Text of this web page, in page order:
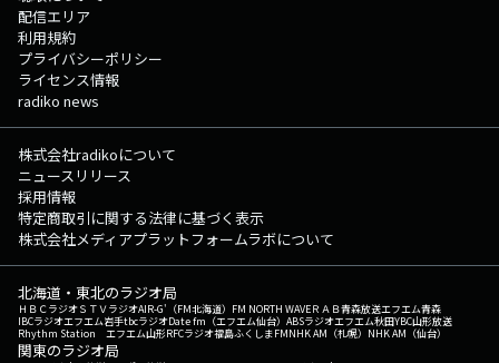
配信エリア
利用規約
プライバシーポリシー
ライセンス情報
radiko news
株式会社radikoについて
ニュースリリース
採用情報
特定商取引に関する法律に基づく表示
株式会社メディアプラットフォームラボについて
北海道・東北のラジオ局
ＨＢＣラジオＳＴＶラジオAIR-G'（FM北海道） FM NORTH WAVEＲＡＢ青森放送エフエム青森
IBCラジオエフエム岩手tbcラジオDate fm（エフエム仙台） ABSラジオエフエム秋田YBC山形放送
Rhythm Station エフエム山形RFCラジオ福島ふくしまFMNHK AM（札幌） NHK AM（仙台）
関東のラジオ局